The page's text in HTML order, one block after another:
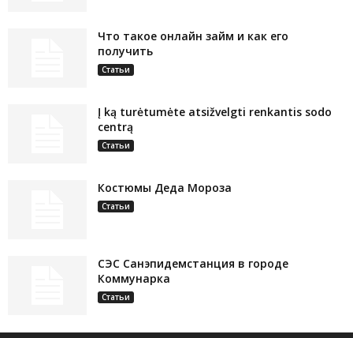
Что такое онлайн займ и как его
получить
Статьи
Į ką turėtumėte atsižvelgti renkantis sodo
centrą
Статьи
Костюмы Деда Мороза
Статьи
СЭС Санэпидемстанция в городе
Коммунарка
Статьи